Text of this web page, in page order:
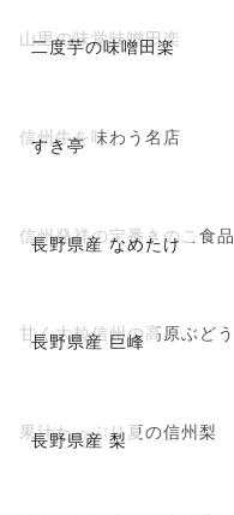
二度芋の味噌田楽
山里の味覚味噌田楽
すき亭
信州牛を味わう名店
長野県産 なめたけ
信州発祥の定番きのこ食品
長野県産 巨峰
甘く大粒信州の高原ぶどう
長野県産 梨
果汁たっぷり夏の信州梨